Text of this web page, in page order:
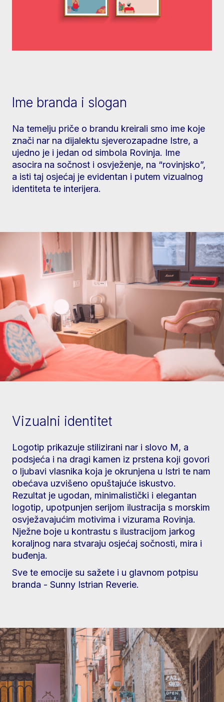
Ime branda i slogan
Na temelju priče o brandu kreirali smo ime koje
znači nar na dijalektu sjeverozapadne Istre, a
ujedno je i jedan od simbola Rovinja. Ime
asocira na sočnost i osvježenje, na “rovinjsko”,
a isti taj osjećaj je evidentan i putem vizualnog
identiteta te interijera.
Vizualni identitet
Logotip prikazuje stilizirani nar i slovo M, a
podsjeća i na dragi kamen iz prstena koji govori
o ljubavi vlasnika koja je okrunjena u Istri te nam
obećava uzvišeno opuštajuće iskustvo.
Rezultat je ugodan, minimalistički i elegantan
logotip, upotpunjen serijom ilustracija s morskim
osvježavajućim motivima i vizurama Rovinja.
Nježne boje u kontrastu s ilustracijom jarkog
koraljnog nara stvaraju osjećaj sočnosti, mira i
buđenja.
Sve te emocije su sažete i u glavnom potpisu
branda - Sunny Istrian Reverie.